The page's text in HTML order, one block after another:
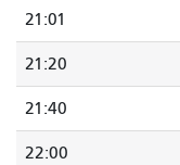
21:01
21:20
21:40
22:00